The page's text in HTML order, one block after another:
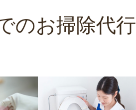
のお掃除代行